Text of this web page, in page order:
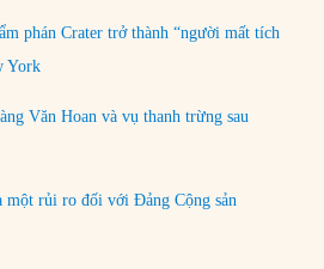
phán Crater trở thành “người mất tích
York
Văn Hoan và vụ thanh trừng sau
một rủi ro đối với Đảng Cộng sản